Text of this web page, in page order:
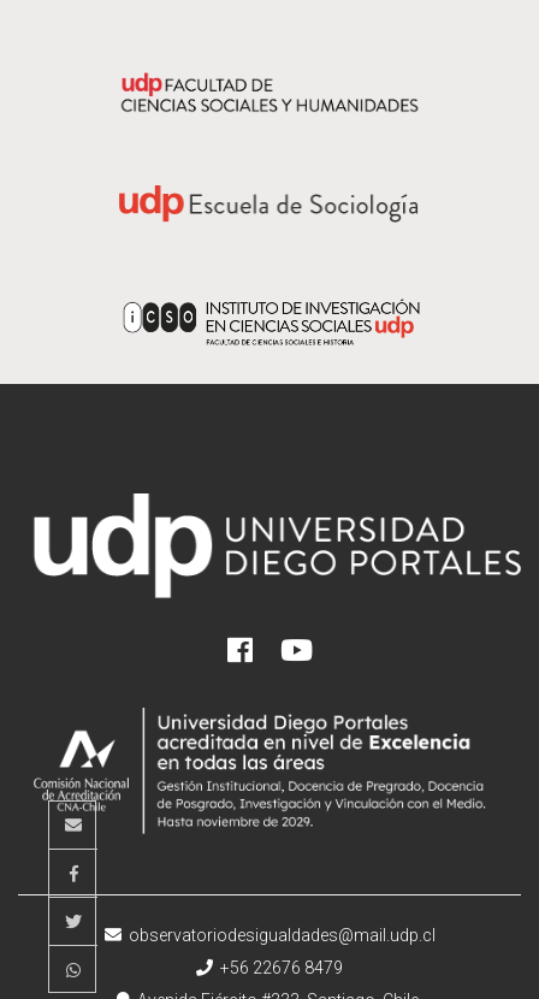
observatoriodesigualdades@mail.udp.cl
+56 22676 8479